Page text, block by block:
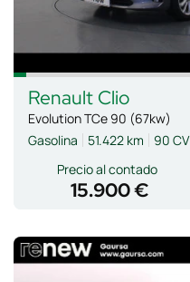
Renault Clio
Evolution TCe 90 (67kw)
Gasolina
51.422 km 90 CV
Precio al contado
15.900 €